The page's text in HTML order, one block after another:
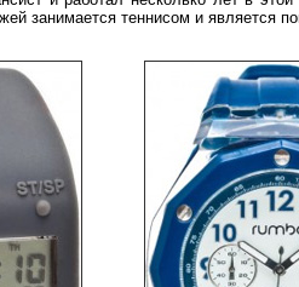
занимается теннисом и является